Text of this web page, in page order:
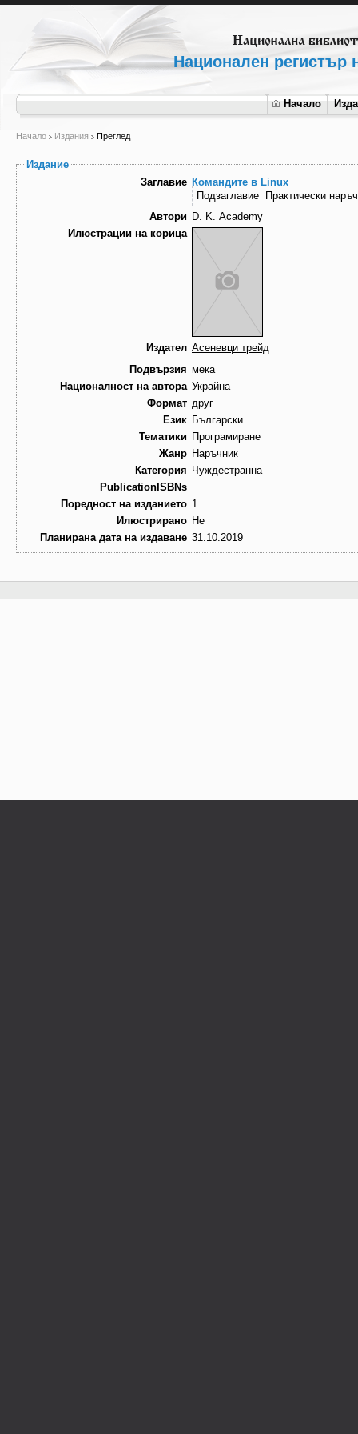
Национален регистър
Начало
Начало Издания Преглед
Издание
Заглавие Командите в Linux
Подзаглавие
Практически
Автори D. K. Academy
Илюстрации на корица
Издател Асеневци трейд
Подвързия мека
Националност на автора Украйна
Формат друг
Език Български
Тематики Програмиране
Жанр Наръчник
Категория Чуждестранна
PublicationISBNs
Поредност на изданието 1
Илюстрирано Не
Планирана дата на издаване 31.10.2019